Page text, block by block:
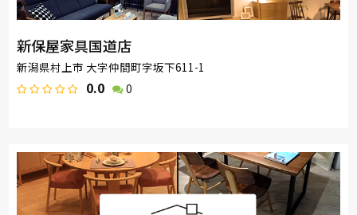
新保屋家具国道店
新潟県村上市 大字仲間町字坂下611-1
0.0 0